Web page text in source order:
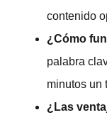
contenido
¿Cómo
palabra
minutos un
¿Las